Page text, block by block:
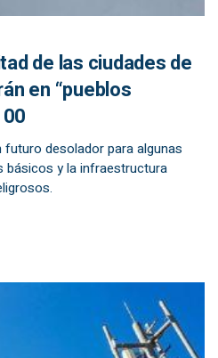
de las ciudades de
en “pueblos
desolador para algunas
básicos y la infraestructura